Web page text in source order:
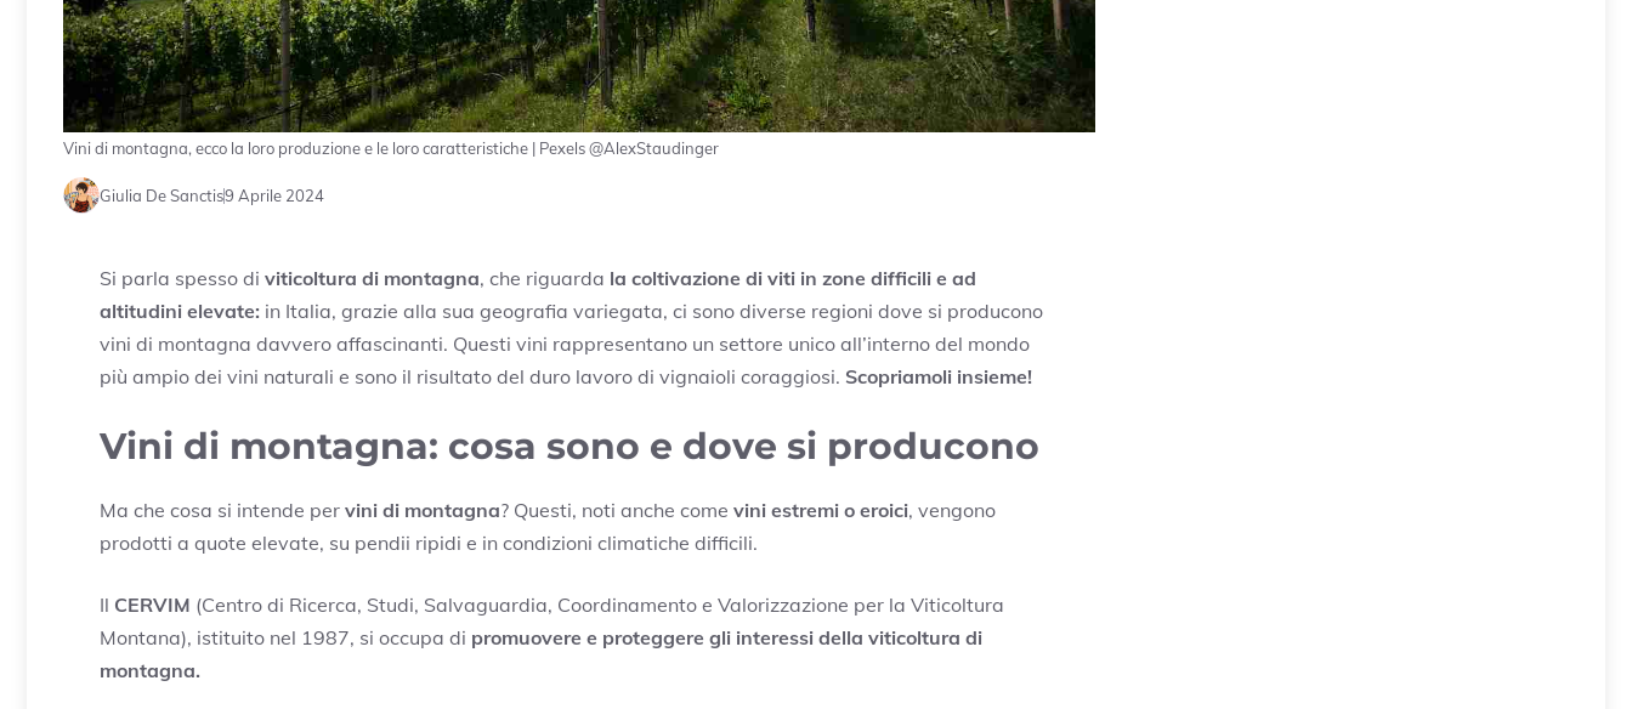
Vini di montagna, ecco la loro produzione e le loro caratteristiche | Pexels @AlexStaudinger
Giulia De Sanctis9 Aprile 2024
Si parla spesso di viticoltura di montagna, che riguarda la coltivazione di viti in zone difficili e ad
altitudini elevate: in Italia, grazie alla sua geografia variegata, ci sono diverse regioni dove si producono
vini di montagna davvero affascinanti. Questi vini rappresentano un settore unico all’interno del mondo
più ampio dei vini naturali e sono il risultato del duro lavoro di vignaioli coraggiosi. Scopriamoli insieme!
Vini di montagna: cosa sono e dove si producono
Ma che cosa si intende per vini di montagna? Questi, noti anche come vini estremi o eroici, vengono
prodotti a quote elevate, su pendii ripidi e in condizioni climatiche difficili.
Il CERVIM (Centro di Ricerca, Studi, Salvaguardia, Coordinamento e Valorizzazione per la Viticoltura
Montana), istituito nel 1987, si occupa di promuovere e proteggere gli interessi della viticoltura di
montagna.